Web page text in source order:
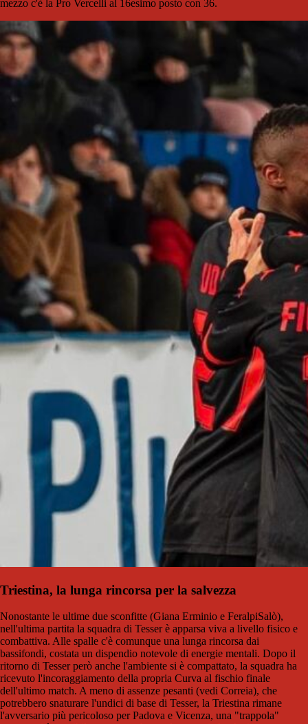
mezzo c'è la Pro Vercelli al 16esimo posto con 36.
Triestina, la lunga rincorsa per la salvezza
Nonostante le ultime due sconfitte (Giana Erminio e FeralpiSalò),
nell'ultima partita la squadra di Tesser è apparsa viva a livello fisico e
combattiva. Alle spalle c'è comunque una lunga rincorsa dai
bassifondi, costata un dispendio notevole di energie mentali. Dopo il
ritorno di Tesser però anche l'ambiente si è compattato, la squadra ha
ricevuto l'incoraggiamento della propria Curva al fischio finale
dell'ultimo match. A meno di assenze pesanti (vedi Correia), che
potrebbero snaturare l'undici di base di Tesser, la Triestina rimane
l'avversario più pericoloso per Padova e Vicenza, una "trappola"